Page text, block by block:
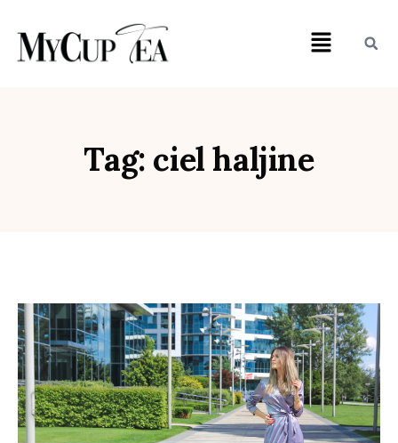
Tag: ciel haljine